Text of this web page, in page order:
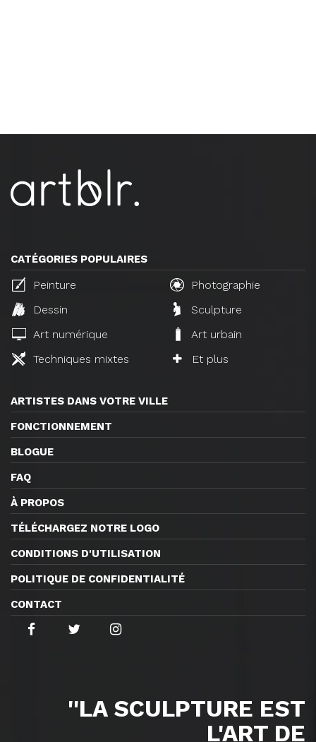
CATÉGORIES POPULAIRES
Peinture
Photographie
Dessin
Sculpture
Art numérique
Art urbain
Techniques mixtes
Et plus
ARTISTES DANS VOTRE VILLE
FONCTIONNEMENT
BLOGUE
FAQ
À PROPOS
TÉLÉCHARGEZ NOTRE LOGO
CONDITIONS D'UTILISATION
POLITIQUE DE CONFIDENTIALITÉ
CONTACT
''LA SCULPTURE EST
L'ART DE